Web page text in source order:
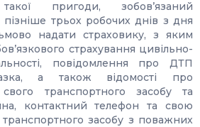
пригоди, зобов’язаний
трьох робочих днів з дня
надати страховику, з яким
страхування цивільно-
повідомлення про ДТП
а також відомості про
транспортного засобу та
контактний телефон та свою
засобу з поважних